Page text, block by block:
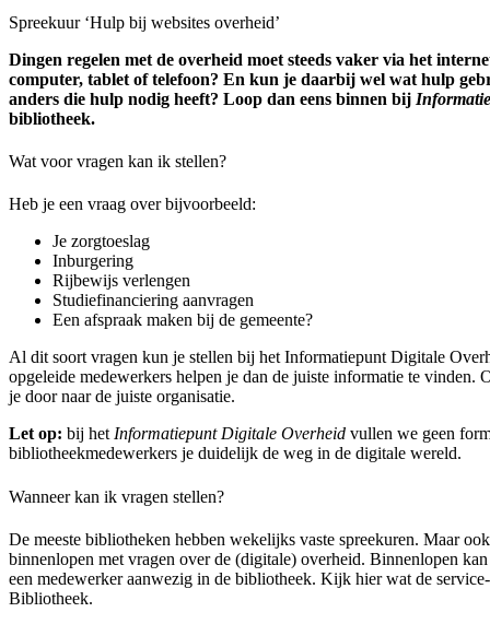
Spreekuur ‘Hulp bij websites overheid’
Dingen regelen met de overheid moet steeds vaker via het
computer, tablet of telefoon? En kun je daarbij wel wat hulp
anders die hulp nodig heeft? Loop dan eens binnen bij
bibliotheek.
Wat voor vragen kan ik stellen?
Heb je een vraag over bijvoorbeeld:
Je zorgtoeslag
Inburgering
Rijbewijs verlengen
Studiefinanciering aanvragen
Een afspraak maken bij de gemeente?
Al dit soort vragen kun je stellen bij het Informatiepunt Digitale
opgeleide medewerkers helpen je dan de juiste informatie te vinden.
je door naar de juiste organisatie.
Let op: bij het Informatiepunt Digitale Overheid vullen we geen
bibliotheekmedewerkers je duidelijk de weg in de digitale wereld.
Wanneer kan ik vragen stellen?
De meeste bibliotheken hebben wekelijks vaste spreekuren. Maar
binnenlopen met vragen over de (digitale) overheid. Binnenlopen
een medewerker aanwezig in de bibliotheek. Kijk hier wat de
Bibliotheek.